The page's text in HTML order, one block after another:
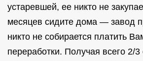
устаревшей, ее никто не
месяцев сидите дома — завод
никто не собирается платить
переработки. Получая всего 2/3